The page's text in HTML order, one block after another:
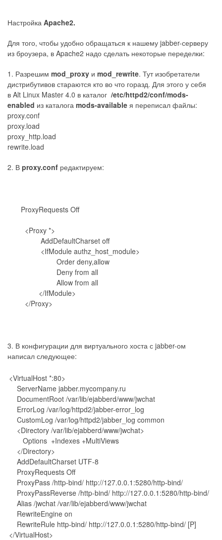
Настройка Apache2.
Для того, чтобы удобно обращаться к нашему jabber-серверу
из броузера, в Apache2 надо сделать некоторые переделки:
1. Разрешим mod_proxy и mod_rewrite. Тут изобретатели
дистрибутивов стараются кто во что горазд. Для этого у себя
в Alt Linux Master 4.0 в каталог /etc/httpd2/conf/mods-
enabled из каталога mods-available я переписал файлы:
proxy.conf
proxy.load
proxy_http.load
rewrite.load
2. В proxy.conf редактируем:
ProxyRequests Off
<Proxy *>
AddDefaultCharset off
<IfModule authz_host_module>
Order deny,allow
Deny from all
Allow from all
</IfModule>
</Proxy>
3. В конфигурации для виртуального хоста с jabber-ом
написал следующее:
<VirtualHost *:80>
ServerName jabber.mycompany.ru
DocumentRoot /var/lib/ejabberd/www/jwchat
ErrorLog /var/log/httpd2/jabber-error_log
CustomLog /var/log/httpd2/jabber_log common
<Directory /var/lib/ejabberd/www/jwchat>
Options +Indexes +MultiViews
</Directory>
AddDefaultCharset UTF-8
ProxyRequests Off
ProxyPass /http-bind/ http://127.0.0.1:5280/http-bind/
ProxyPassReverse /http-bind/ http://127.0.0.1:5280/http-bind/
Alias /jwchat /var/lib/ejabberd/www/jwchat
RewriteEngine on
RewriteRule http-bind/ http://127.0.0.1:5280/http-bind/ [P]
</VirtualHost>